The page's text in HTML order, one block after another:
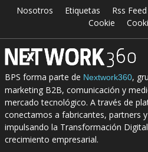
Nosotros Etiquetas Rss Feed
Cookie
BPS forma parte de Nextwork360,
marketing B2B, comunicación y
mercado tecnológico. A través de
conectamos a fabricantes, partners
impulsando la Transformación
crecimiento empresarial.